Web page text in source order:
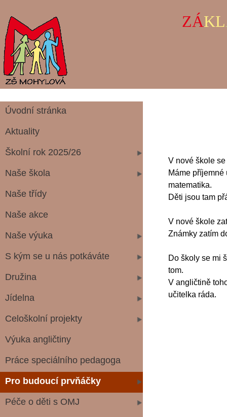
ZÁKL
Úvodní stránka
Aktuality
Školní rok 2025/26
Naše škola
Naše třídy
Naše akce
Naše výuka
S kým se u nás potkáváte
Družina
Jídelna
Celoškolní projekty
Výuka angličtiny
Práce speciálního pedagoga
Pro budoucí prvňáčky
Péče o děti s OMJ
V nové škole
Máme
matematika.
Děti jsou tam
V nové škole
Známky zatím
Do školy se mi
tom.
V angličtině
učitelka ráda.